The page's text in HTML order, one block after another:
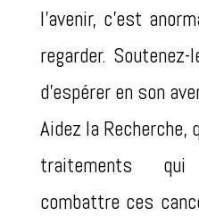
l’avenir, c’est
regarder.
d’espérer en son
Aidez la Recherche,
traitements
combattre ces